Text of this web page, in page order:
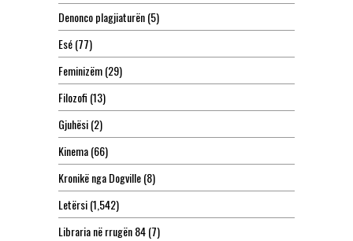
Denonco plagjiaturën(5)
Esé(77)
Feminizëm(29)
Filozofi (13)
Gjuhësi(2)
Kinema(66)
Kronikë nga Dogville(8)
Letërsi(1,542)
Libraria në rrugën 84(7)